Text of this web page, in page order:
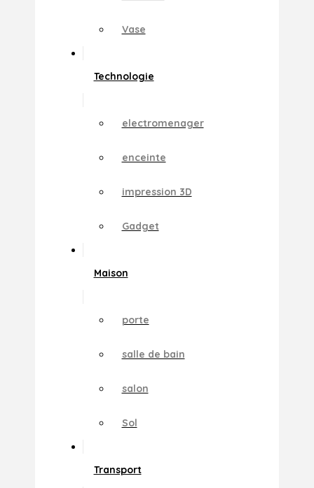
Vase
Technologie
electromenager
enceinte
impression 3D
Gadget
Maison
porte
salle de bain
salon
Sol
Transport